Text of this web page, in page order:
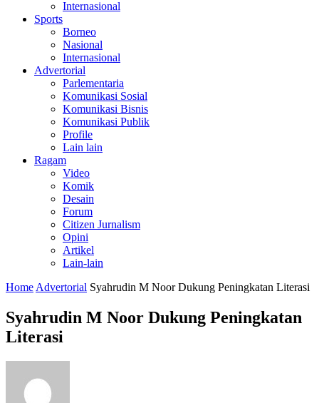
Internasional
Sports
Borneo
Nasional
Internasional
Advertorial
Parlementaria
Komunikasi Sosial
Komunikasi Bisnis
Komunikasi Publik
Profile
Lain lain
Ragam
Video
Komik
Desain
Forum
Citizen Jurnalism
Opini
Artikel
Lain-lain
Home Advertorial Syahrudin M Noor Dukung Peningkatan Literasi
Syahrudin M Noor Dukung Peningkatan
Literasi